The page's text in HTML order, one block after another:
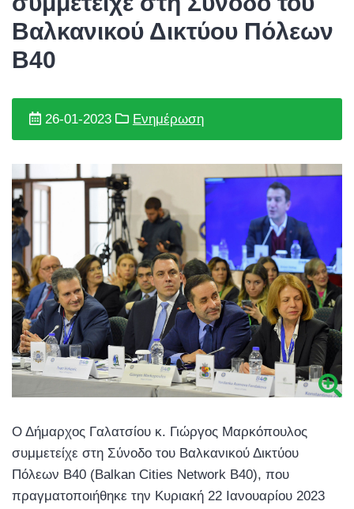
Βαλκανικού Δικτύου Πόλεων
Β40
26-01-2023 Ενημέρωση
Ο Δήμαρχος Γαλατσίου κ. Γιώργος Μαρκόπουλος
συμμετείχε στη Σύνοδο του Βαλκανικού Δικτύου
Πόλεων B40 (Balkan Cities Network B40),​ που
πραγματοποιήθηκε την Κυριακή 22 Ιανουαρίου 2023